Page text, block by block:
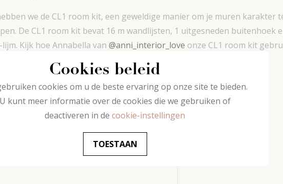
we de CL1 room kit, een geweldige manier om je muren karakter
De CL1 room kit bevat 16 m wandlijsten, 1 uitgesneden buitenhoek
Kijk hoe Annabella van @anni_interior_love onze CL1 room kit
Cookies beleid
cookies om u de beste ervaring op onze site te bieden.
kunt meer informatie over de cookies die we gebruiken of
deactiveren in de cookie-instellingen
TOESTAAN